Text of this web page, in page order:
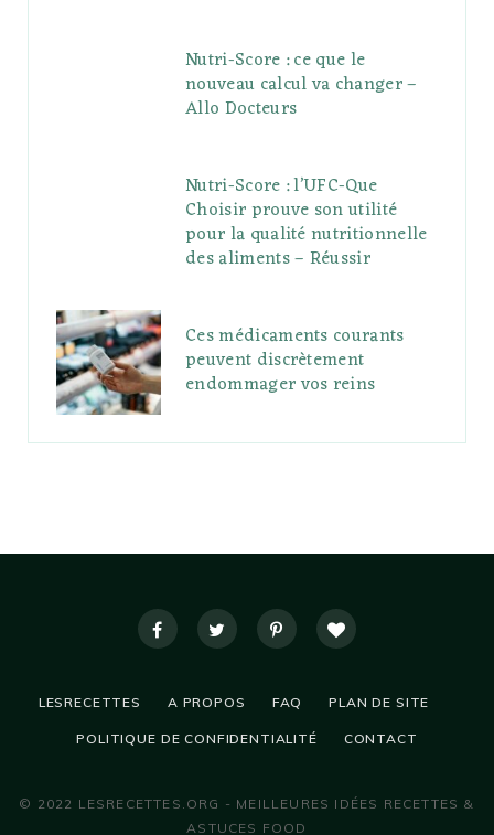
Nutri-Score : ce que le
nouveau calcul va changer –
Allo Docteurs
Nutri-Score : l’UFC-Que
Choisir prouve son utilité
pour la qualité nutritionnelle
des aliments – Réussir
Ces médicaments courants
peuvent discrètement
endommager vos reins
LESRECETTES A PROPOS FAQ PLAN DE SITE
POLITIQUE DE CONFIDENTIALITÉ CONTACT
© 2022 LESRECETTES.ORG - MEILLEURES IDÉES RECETTES &
ASTUCES FOOD